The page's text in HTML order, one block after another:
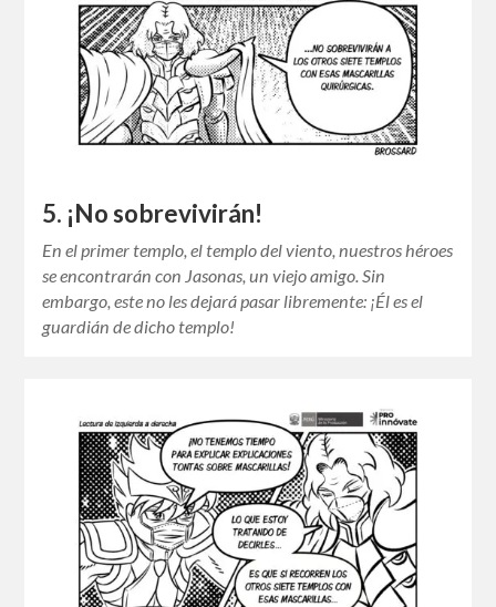
5. ¡No sobrevivirán!
En el primer templo, el templo del viento, nuestros héroes
se encontrarán con Jasonas, un viejo amigo. Sin
embargo, este no les dejará pasar libremente: ¡Él es el
guardián de dicho templo!